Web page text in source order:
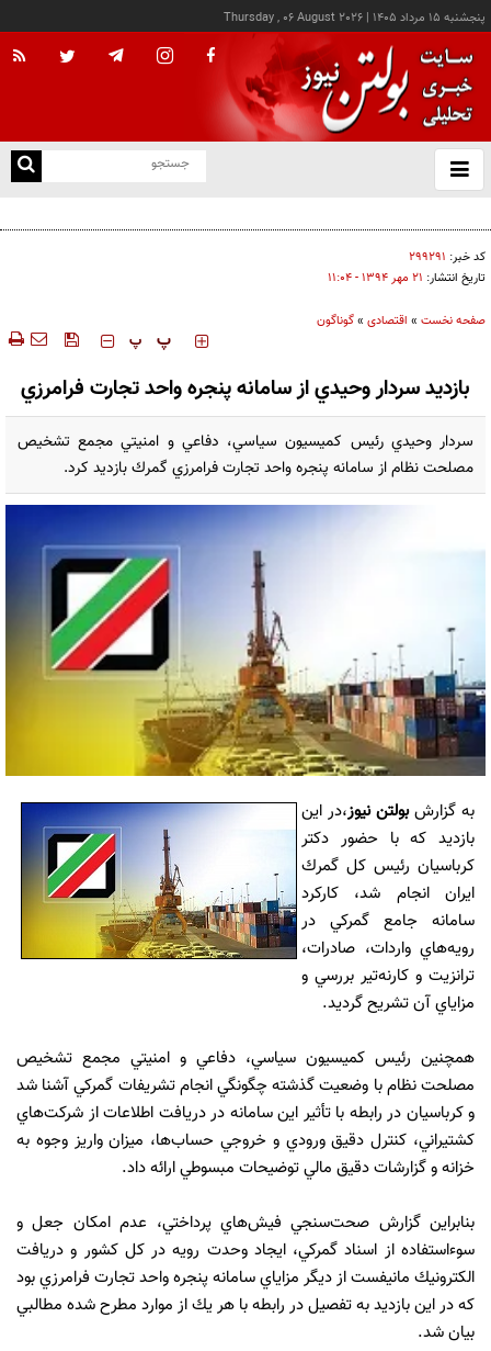
پنجشنبه ۱۵ مرداد ۱۴۰۵ |
Thursday , 06 August 2026
باز
و
کد خبر: ۲۹۹۲۹۱
تاریخ انتشار: ۲۱ مهر ۱۳۹۴ - ۱۱:۰۴
صفحه نخست » اقتصادی »گوناگون
‍‍‍ پ پ
بازديد سردار وحيدي از سامانه پنجره واحد تجارت فرامرزي
سردار وحيدي رئيس كميسيون سياسي، دفاعي و امنيتي مجمع تشخيص
مصلحت نظام از سامانه پنجره واحد تجارت فرامرزي گمرك بازديد كرد.
به گزارشبولتن نیوز،در اين
بازديد كه با حضور دكتر
كرباسيان رئيس كل گمرك
ايران انجام شد، كاركرد
سامانه جامع گمركي در
رويه‌هاي واردات، صادرات،
ترانزيت و كارنه‌تير بررسي و
مزاياي آن تشريح گرديد.
همچنين رئيس كميسيون سياسي، دفاعي و امنيتي مجمع تشخيص
مصلحت نظام با وضعيت گذشته چگونگي انجام تشريفات گمركي آشنا شد
و كرباسيان در رابطه با تأثير اين سامانه در دريافت اطلاعات از شركت‌هاي
كشتيراني، كنترل دقيق ورودي و خروجي حساب‌ها، ميزان واريز وجوه به
خزانه و گزارشات دقيق مالي توضيحات مبسوطي ارائه داد.
بنابراين گزارش صحت‌سنجي فيش‌هاي پرداختي، عدم امكان جعل و
سوءاستفاده از اسناد گمركي، ايجاد وحدت رويه در كل كشور و دريافت
الكترونيك مانيفست از ديگر مزاياي سامانه پنجره واحد تجارت فرامرزي بود
كه در اين بازديد به تفصيل در رابطه با هر يك از موارد مطرح شده مطالبي
بيان شد.